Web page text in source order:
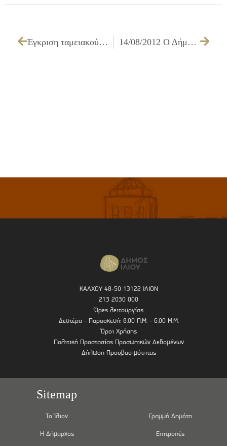
Έγκριση ταμειακού απολογισμού οικονομικού έτους 2011 του Ν.Π. «ΔΗ.ΚΕ.Π.Α. Δήμου Ιλίου» 14/08/2012 Ο Δήμαρχος Ιλίου Νίκος Ζενέτος στο ΒΗΜΑ FM
ΚΑΛΧΟΥ 48-50 13122 ΙΛΙΟΝ
213 2030 000
Ώρες λειτουργίας
Δευτέρα - Παρασκευή: 8.00 Π.Μ. - 6.00 Μ.Μ.
Όροι Χρήσης
Πολιτική Προστασίας Προσωπικών Δεδομένων
Δήλωση Προσβασιμότητας
Sitemap
Το Ίλιον
Η Δήμαρχος
Γραμμή Δημότη
Επιτροπές